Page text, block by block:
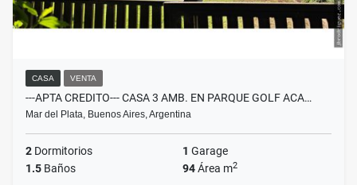
CASA VENTA
---APTA CREDITO--- CASA 3 AMB. EN PARQUE GOLF ACA…
Mar del Plata, Buenos Aires, Argentina
2 Dormitorios 1 Garage
1.5 Baños 94Área m2